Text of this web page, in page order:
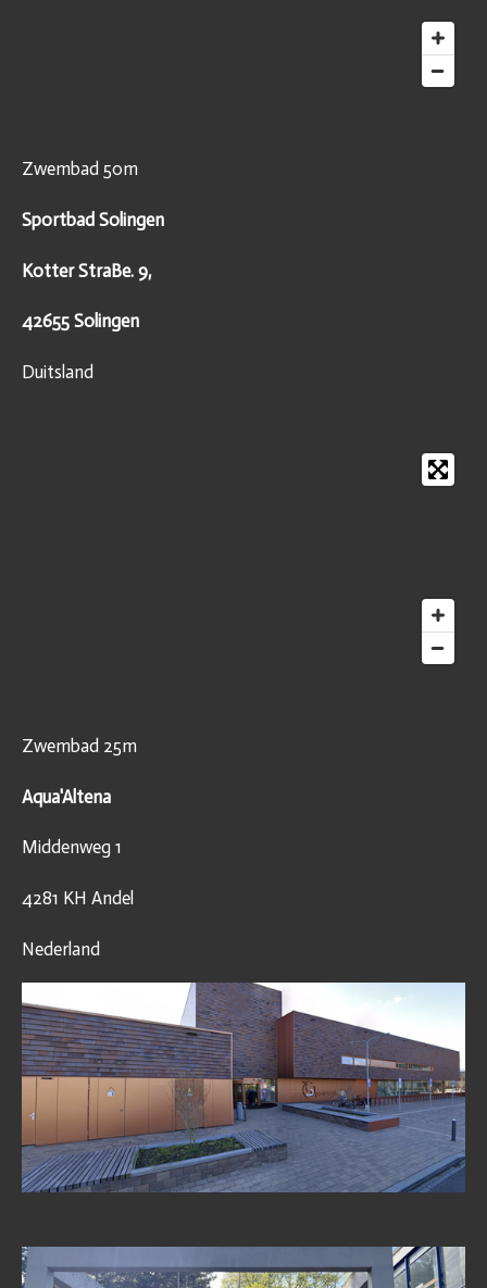
Zwembad 50m
Sportbad Solingen
Kotter StraBe. 9,
42655 Solingen
Duitsland
Zwembad 25m
Aqua'Altena
Middenweg 1
4281 KH Andel
Nederland